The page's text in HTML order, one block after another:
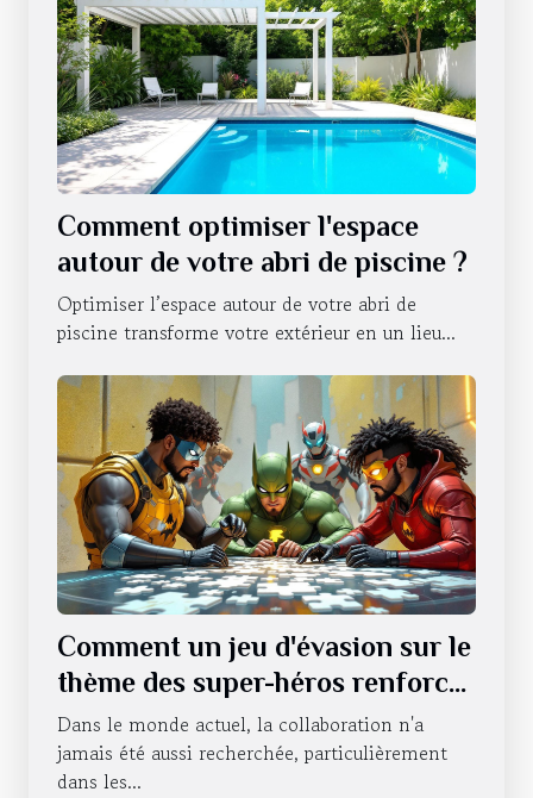
Comment optimiser l'espace
autour de votre abri de piscine ?
Optimiser l’espace autour de votre abri de
piscine transforme votre extérieur en un lieu...
Comment un jeu d'évasion sur le
thème des super-héros renforce
le travail d'équipe ?
Dans le monde actuel, la collaboration n'a
jamais été aussi recherchée, particulièrement
dans les...